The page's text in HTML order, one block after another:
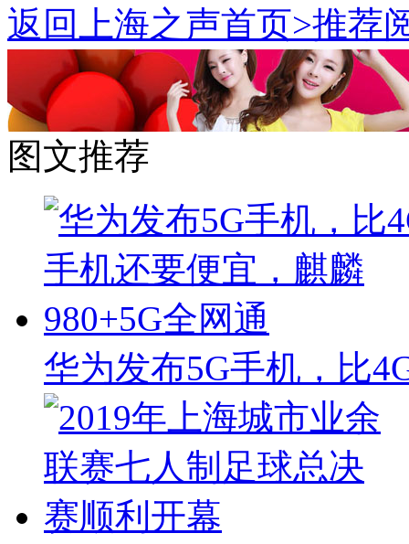
返回上海之声首页>推荐
图文推荐
华为发布5G手机，比